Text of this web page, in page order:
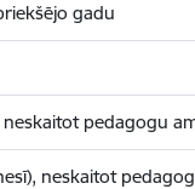
gadu
pedagogu
neskaitot